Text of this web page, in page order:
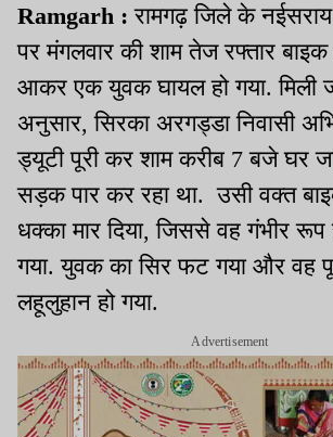
Ramgarh :रामगढ़ जिले के
पर मंगलवार की शाम तेज रफ्तार
आकर एक युवक घायल हो गया. मिली
अनुसार, सिरका अरगड्डा निवासी
ड्यूटी पूरी कर शाम करीब 7 बजे घर
सड़क पार कर रहा था. उसी वक्त
धक्का मार दिया, जिससे वह गंभीर
गया. युवक का सिर फट गया और वह
लहूलुहान हो गया.
Advertisement